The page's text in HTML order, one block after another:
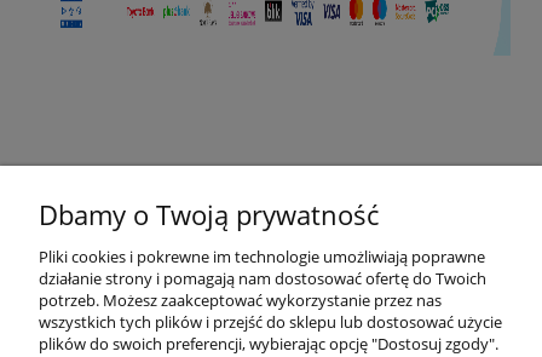
Pomoc
Zwróć Towar
Moje konto
Dbamy o Twoją prywatność
Pliki cookies i pokrewne im technologie umożliwiają poprawne
działanie strony i pomagają nam dostosować ofertę do Twoich
potrzeb. Możesz zaakceptować wykorzystanie przez nas
wszystkich tych plików i przejść do sklepu lub dostosować użycie
plików do swoich preferencji, wybierając opcję "Dostosuj zgody".